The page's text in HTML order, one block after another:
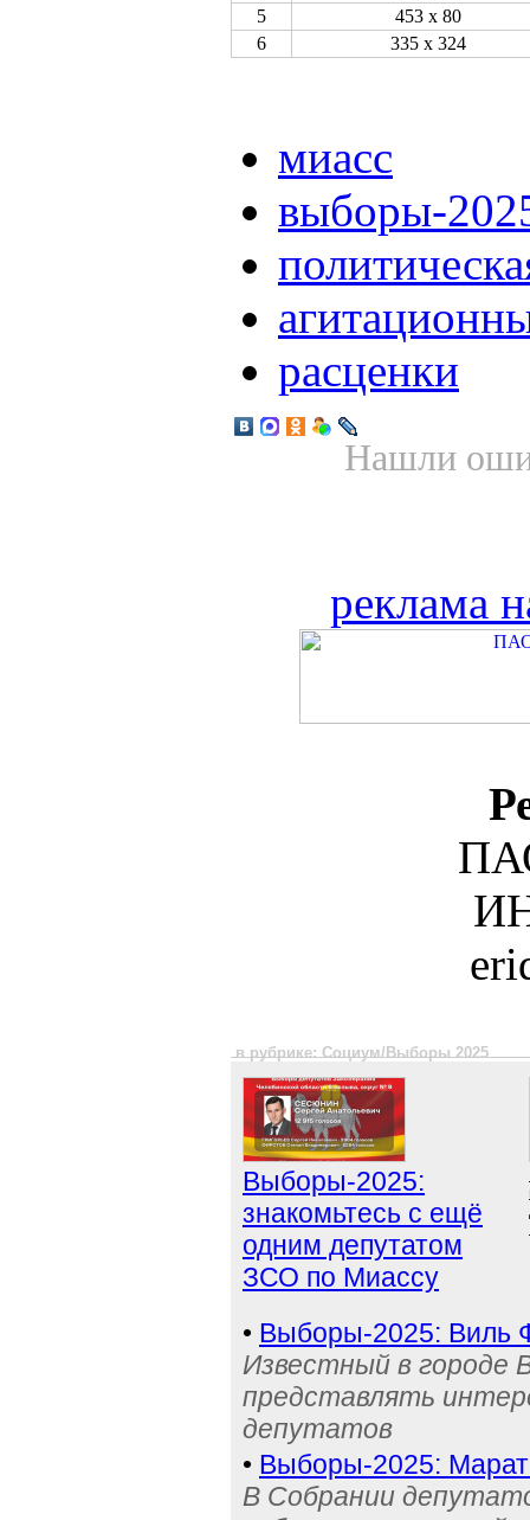
5
453 х 80
6
335 х 324
миасс
выборы-
расценки
Нашли
реклама
в рубрике: Социум/Выборы 2025
Выборы-2025:
знакомьтесь с ещё
одним депутатом
ЗСО по Миассу
• Выборы-2025: Виль
Известный в городе
представлять
депутатов
• Выборы-2025:
В Собрании